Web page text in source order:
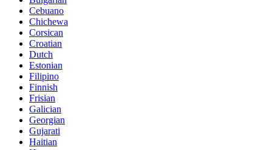
Cebuano
Chichewa
Corsican
Croatian
Dutch
Estonian
Filipino
Finnish
Frisian
Galician
Georgian
Gujarati
Haitian